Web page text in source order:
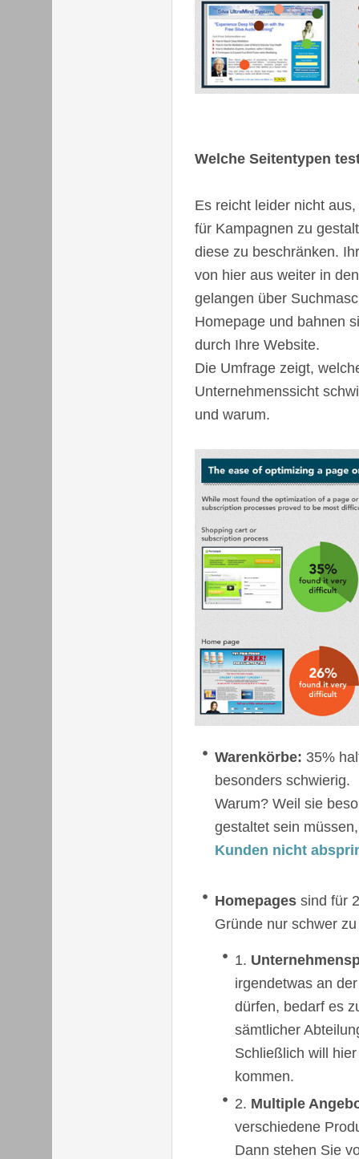
Welche Seitentypen
Es reicht leider nicht
für Kampagnen zu
diese zu beschränken.
von hier aus weiter in
gelangen über
Homepage und bahnen
durch Ihre Website.
Die Umfrage zeigt,
Unternehmenssicht
und warum.
Warenkörbe: 35%
besonders schwierig.
Warum? Weil sie
gestaltet sein
Kunden nicht
Homepages sind für
Gründe nur schwer
irgendetwas an
dürfen, bedarf es
sämtlicher
Schließlich will
kommen.
Multiple
verschiedene
Dann stehen Sie